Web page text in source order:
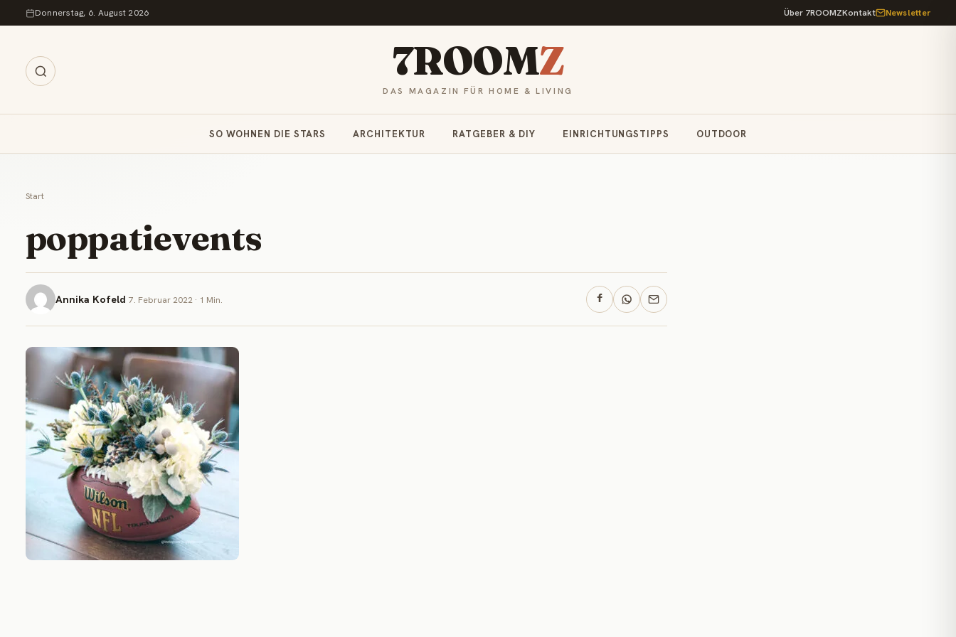
Zum Inhalt springen
Donnerstag, 6. August 2026 Über 7ROOMZKontakt Newsletter
7ROOMZ
DAS MAGAZIN FÜR HOME & LIVING
SO WOHNEN DIE STARS ARCHITEKTUR RATGEBER & DIY EINRICHTUNGSTIPPS OUTDOOR
Start
poppatievents
Annika Kofeld 7. Februar 2022 · 1 Min.